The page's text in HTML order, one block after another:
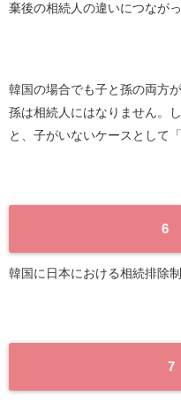
棄後の相続人の違いにつながっ
韓国の場合でも子と孫の両方
孫は相続人にはなりません。
と、子がいないケースとして
6
韓国に日本における相続排除
7